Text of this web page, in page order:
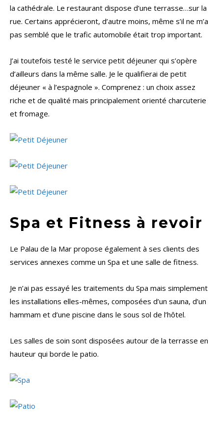
la cathédrale. Le restaurant dispose d’une terrasse…sur la
rue. Certains apprécieront, d’autre moins, même s’il ne m’a
pas semblé que le trafic automobile était trop important.
J’ai toutefois testé le service petit déjeuner qui s’opère
d’ailleurs dans la même salle. Je le qualifierai de petit
déjeuner « à l’espagnole ». Comprenez : un choix assez
riche et de qualité mais principalement orienté charcuterie
et fromage.
Spa et Fitness à revoir
Le Palau de la Mar propose également à ses clients des
services annexes comme un Spa et une salle de fitness.
Je n’ai pas essayé les traitements du Spa mais simplement
les installations elles-mêmes, composées d’un sauna, d’un
hammam et d’une piscine dans le sous sol de l’hôtel.
Les salles de soin sont disposées autour de la terrasse en
hauteur qui borde le patio.